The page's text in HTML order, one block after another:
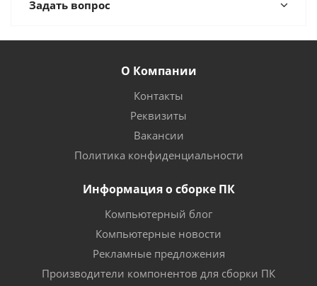
Задать вопрос
О Компании
Контакты
Реквизиты
Вакансии
Политика конфиденциальности
Информация о сборке ПК
Компьютерный блог
Компьютерные новости
Рекламные предложения
Производители компонентов для сборки ПК